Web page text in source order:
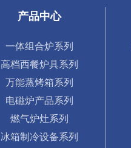
产品中心
一体组合炉系列
高档西餐炉具系列
万能蒸烤箱系列
电磁炉产品系列
燃气炉灶系列
冰箱制冷设备系列